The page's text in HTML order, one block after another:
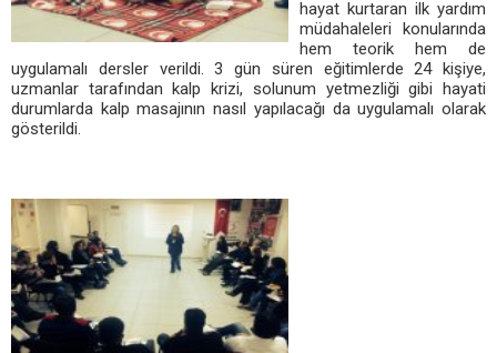
hayat kurtaran ilk yardım
müdahaleleri konularında
hem teorik hem de
uygulamalı dersler verildi. 3 gün süren eğitimlerde 24 kişiye,
uzmanlar tarafından kalp krizi, solunum yetmezliği gibi hayati
durumlarda kalp masajının nasıl yapılacağı da uygulamalı olarak
gösterildi.